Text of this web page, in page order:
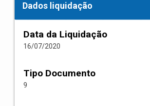
Dados liquidação
Data da Liquidação
16/07/2020
Tipo Documento
9